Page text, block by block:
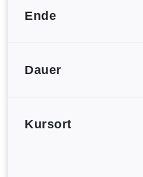
Ende
Dauer
Kursort